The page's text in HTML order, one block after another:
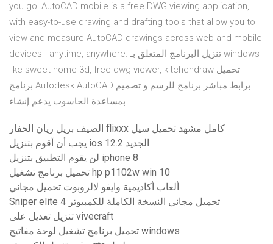
you go! AutoCAD mobile is a free DWG viewing application,
with easy-to-use drawing and drafting tools that allow you to
view and measure AutoCAD drawings across web and mobile
devices - anytime, anywhere. تنزيل البرنامج المتعلق بـ windows
like sweet home 3d, free dwg viewer, kitchendraw تحميل
برنامج Autodesk AutoCAD برابط مباشر برنامج للرسم و تصميم
بمساعدة الحاسوب يدعم إنشاء
الصيف بريل ريان الحفار flixxx كامل مشهد تحميل سيل
يجب أن أقوم بتنزيل ios 12.2 الجديد
لن يقوم التطبيق بتنزيل iphone 8
تحميل برنامج تشغيل hp p1102w win 10
ألعاب أكاديمية وايفو لالروبوت تحميل مجاني
Sniper elite 4 تحميل مجاني النسخة الكاملة للكمبيوتر
تنزيل تعديل على vivecraft
تحميل برنامج تشغيل لوحة مفاتيح windows